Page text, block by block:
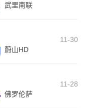
武里南联
11-30
蔚山HD
11-28
佛罗伦萨